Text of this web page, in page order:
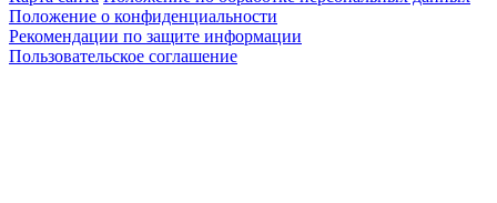
Положение о конфиденциальности
Рекомендации по защите информации
Пользовательское соглашение